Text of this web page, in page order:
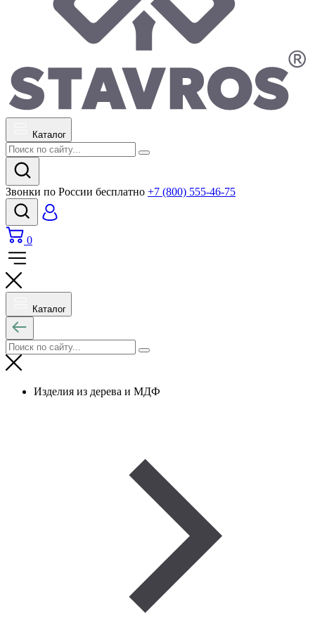
Каталог
Звонки по России бесплатно +7 (800) 555-46-75
0
Каталог
Изделия из дерева и МДФ